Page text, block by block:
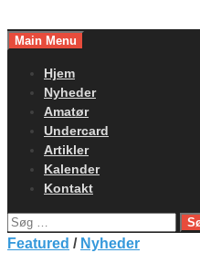
toMain Menu
Hjem
Nyheder
Amatør
Undercard
Artikler
Kalender
Kontakt
Søg
efter:
Featured / Nyheder